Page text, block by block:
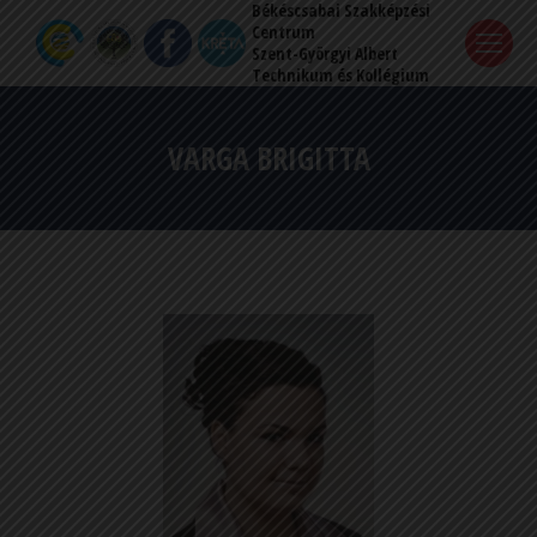
Békéscsabai Szakképzési
Centrum
Szent-Györgyi Albert
Technikum és Kollégium
VARGA BRIGITTA